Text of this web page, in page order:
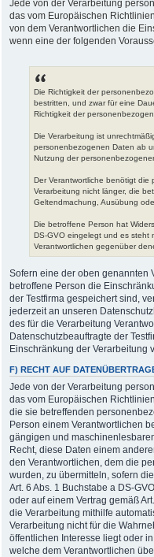
Jede von der Verarbeitung
das vom Europäischen
von dem Verantwortlichen die
wenn eine der folgenden
Die Richtigkeit der
bestritten, und zwar für eine
Richtigkeit der
Die Verarbeitung ist
personenbezogenen Daten ab
Nutzung der
Der Verantwortliche benötigt
Verarbeitung nicht länger, die
Geltendmachung, Ausübung
Die betroffene Person hat
DS-GVO eingelegt und es steht
Verantwortlichen gegenüber
Sofern eine der oben genannten
betroffene Person die
der Testfirma gespeichert sind,
jederzeit an unseren
des für die Verarbeitung
Datenschutzbeauftragte der
Einschränkung der Verarbeitung
F) RECHT AUF
Jede von der Verarbeitung
das vom Europäischen
die sie betreffenden
Person einem Verantwortlichen
gängigen und
Recht, diese Daten einem
den Verantwortlichen, dem die
wurden, zu übermitteln, sofern
Art. 6 Abs. 1 Buchstabe a DS-
oder auf einem Vertrag gemäß
die Verarbeitung mithilfe
Verarbeitung nicht für die
öffentlichen Interesse liegt oder
welche dem Verantwortlichen